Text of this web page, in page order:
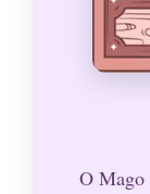
O